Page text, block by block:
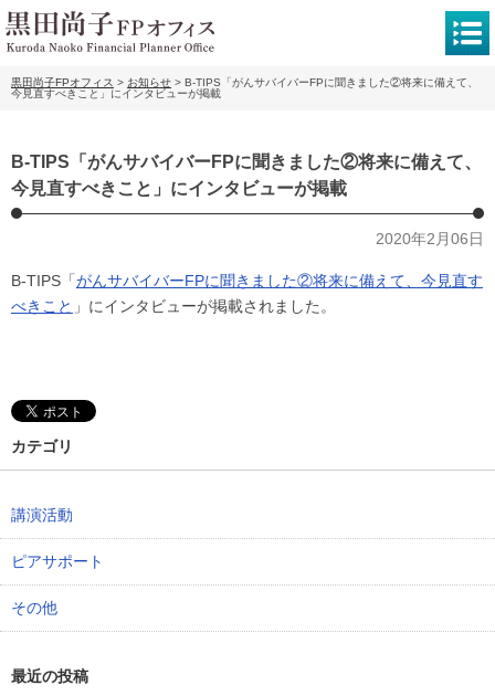
黒田尚子FPオフィス > お知らせ > B-TIPS「がんサバイバーFPに聞きました②将来に備えて、
今見直すべきこと」にインタビューが掲載
B-TIPS「がんサバイバーFPに聞きました②将来に備えて、
今見直すべきこと」にインタビューが掲載
2020年2月06日
B-TIPS「がんサバイバーFPに聞きました②将来に備えて、今見直す
べきこと 」にインタビューが掲載されました。
カテゴリ
講演活動
ピアサポート
その他
最近の投稿